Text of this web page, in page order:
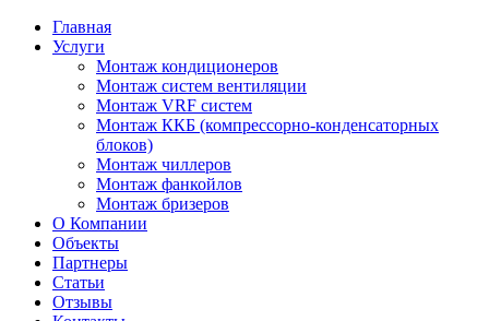
Главная
Услуги
Монтаж кондиционеров
Монтаж cистем вентиляции
Монтаж VRF систем
Монтаж ККБ (компрессорно-конденсаторных
блоков)
Монтаж чиллеров
Монтаж фанкойлов
Монтаж бризеров
О Компании
Объекты
Партнеры
Статьи
Отзывы